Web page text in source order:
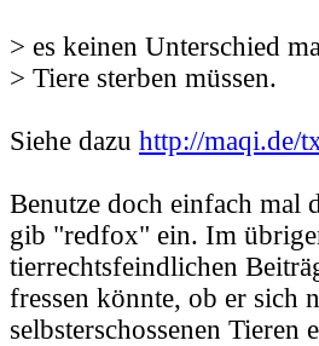
> es keinen Unterschied
> Tiere sterben müssen.
Siehe dazu http://maqi.de/
Benutze doch einfach
gib "redfox" ein. Im
tierrechtsfeindlichen
fressen könnte, ob er sich
selbsterschossenen Tieren